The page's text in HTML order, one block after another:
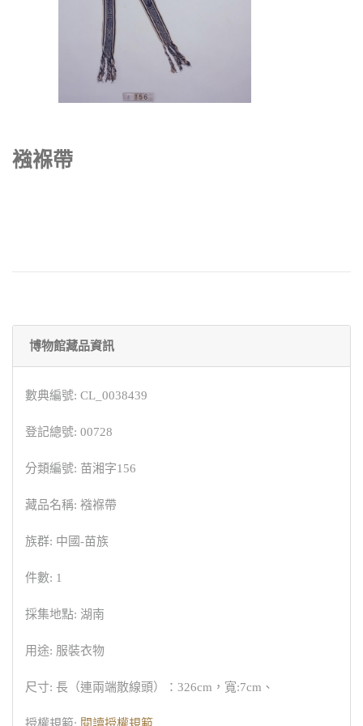
襁褓帶
博物館藏品資訊
數典編號: CL_0038439
登記總號: 00728
分類編號: 苗湘字156
藏品名稱: 襁褓帶
族群: 中國-苗族
件數: 1
採集地點: 湖南
用途: 服裝衣物
尺寸: 長（連兩端散線頭）：326cm，寬:7cm、
授權規範: 閱讀授權規範